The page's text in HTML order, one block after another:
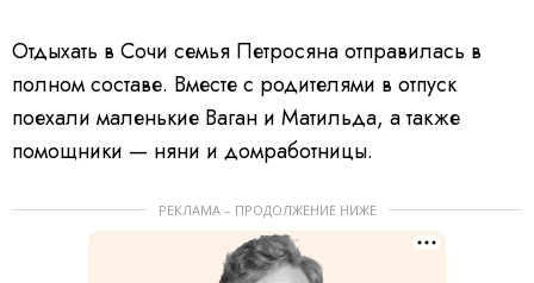
Отдыхать в Сочи семья Петросяна отправилась в
полном составе. Вместе с родителями в отпуск
поехали маленькие Ваган и Матильда, а также
помощники — няни и домработницы.
РЕКЛАМА – ПРОДОЛЖЕНИЕ НИЖЕ